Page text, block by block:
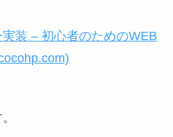
装 – 初心者のためのWEB